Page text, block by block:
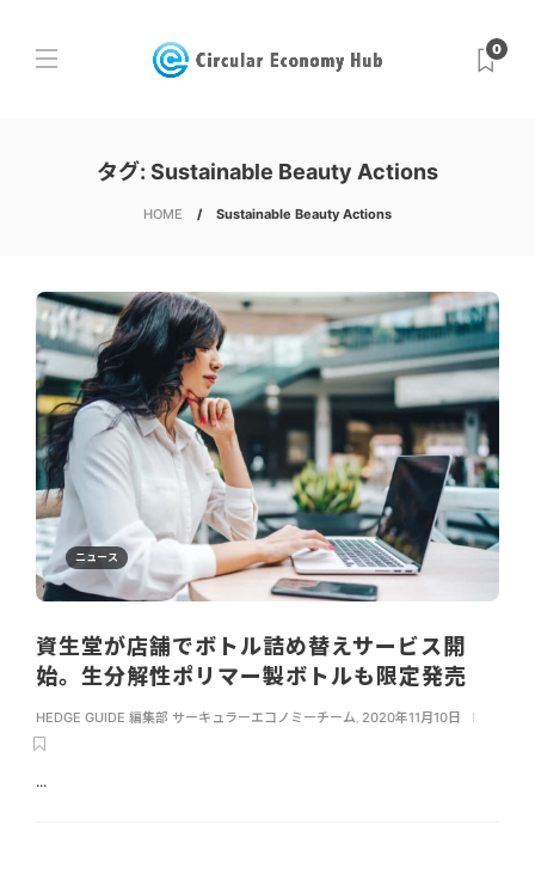
0
タグ: Sustainable Beauty Actions
HOME Sustainable Beauty Actions
ニュース
資生堂が店舗でボトル詰め替えサービス開
始。生分解性ポリマー製ボトルも限定発売
HEDGE GUIDE 編集部 サーキュラーエコノミーチーム 2020年11月10日
...